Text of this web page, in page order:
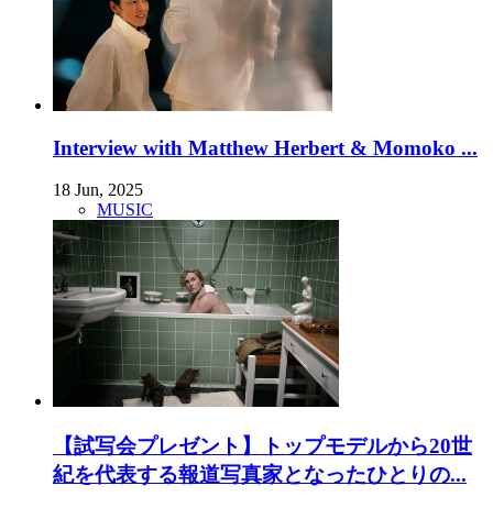
Interview with Matthew Herbert & Momoko ...
18 Jun, 2025
MUSIC
【試写会プレゼント】トップモデルから20世
紀を代表する報道写真家となったひとりの...